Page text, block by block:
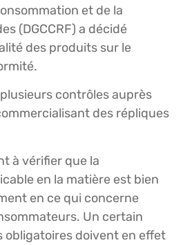
et de la
(DGCCRF) a décidé
des produits sur le
contrôles auprès
des répliques
à vérifier que la
en la matière est bien
en ce qui concerne
Un certain
obligatoires doivent en effet